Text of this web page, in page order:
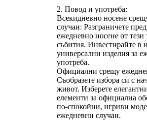
Повод и употреба:
Всекидневно носене
случаи: Разграничете
ежедневно носене от тези
събития. Инвестирайте в
универсални изделия за
употреба.
Официални срещу
Съобразете избора си с
живот. Изберете
елементи за официална
по-спокойни, игриви
ежедневни случаи.